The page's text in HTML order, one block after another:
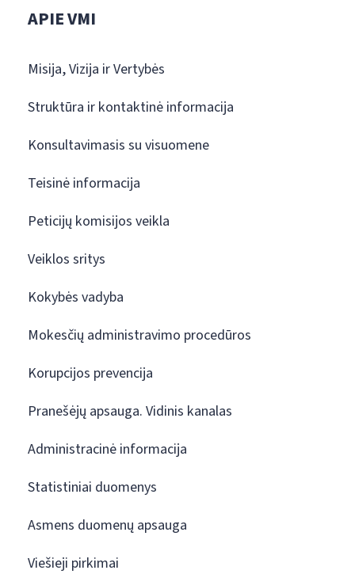
APIE VMI
Misija, Vizija ir Vertybės
Struktūra ir kontaktinė informacija
Konsultavimasis su visuomene
Teisinė informacija
Peticijų komisijos veikla
Veiklos sritys
Kokybės vadyba
Mokesčių administravimo procedūros
Korupcijos prevencija
Pranešėjų apsauga. Vidinis kanalas
Administracinė informacija
Statistiniai duomenys
Asmens duomenų apsauga
Viešieji pirkimai